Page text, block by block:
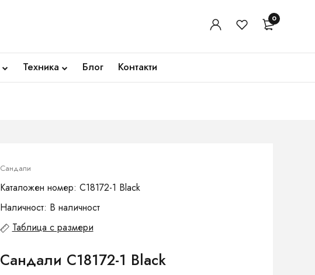
0
Техника Блог Контакти
Сандали
Каталожен номер: C18172-1 Black
Наличност: В наличност
Таблица с размери
Сандали C18172-1 Black